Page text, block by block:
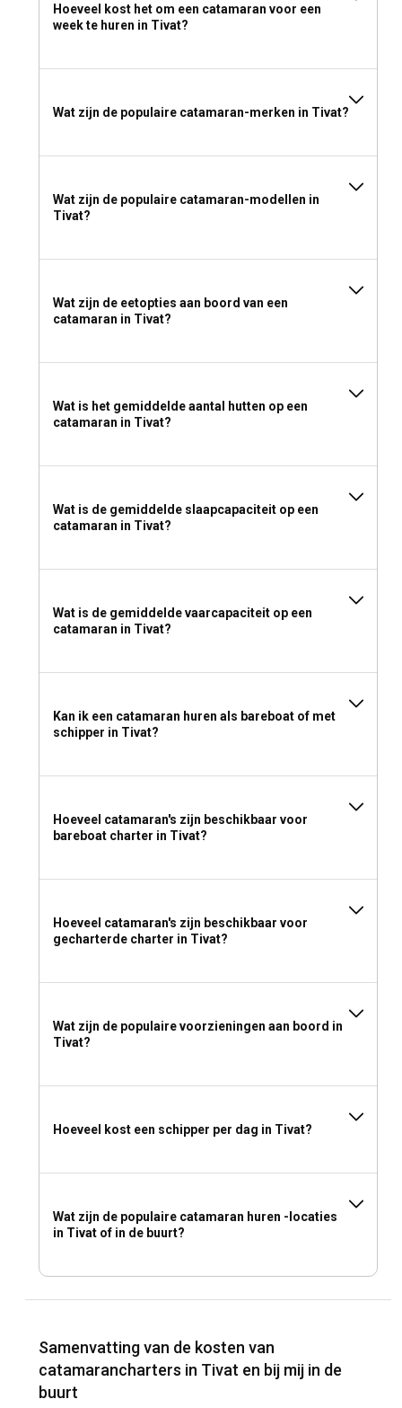
Hoeveel kost het om een catamaran voor een
week te huren in Tivat?
Wat zijn de populaire catamaran-merken in Tivat?
Wat zijn de populaire catamaran-modellen in
Tivat?
Wat zijn de eetopties aan boord van een
catamaran in Tivat?
Wat is het gemiddelde aantal hutten op een
catamaran in Tivat?
Wat is de gemiddelde slaapcapaciteit op een
catamaran in Tivat?
Wat is de gemiddelde vaarcapaciteit op een
catamaran in Tivat?
Kan ik een catamaran huren als bareboat of met
schipper in Tivat?
Hoeveel catamaran's zijn beschikbaar voor
bareboat charter in Tivat?
Hoeveel catamaran's zijn beschikbaar voor
gecharterde charter in Tivat?
Wat zijn de populaire voorzieningen aan boord in
Tivat?
Hoeveel kost een schipper per dag in Tivat?
Wat zijn de populaire catamaran huren -locaties
in Tivat of in de buurt?
Samenvatting van de kosten van
catamarancharters in Tivat en bij mij in de
buurt